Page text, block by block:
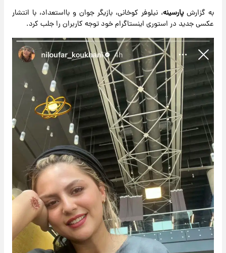
به گزارشپارسینه، نیلوفر کوخانی، بازیگر جوان و بااستعداد، با انتشار
عکسی جدید در استوری اینستاگرام خود توجه کاربران را جلب کرد.